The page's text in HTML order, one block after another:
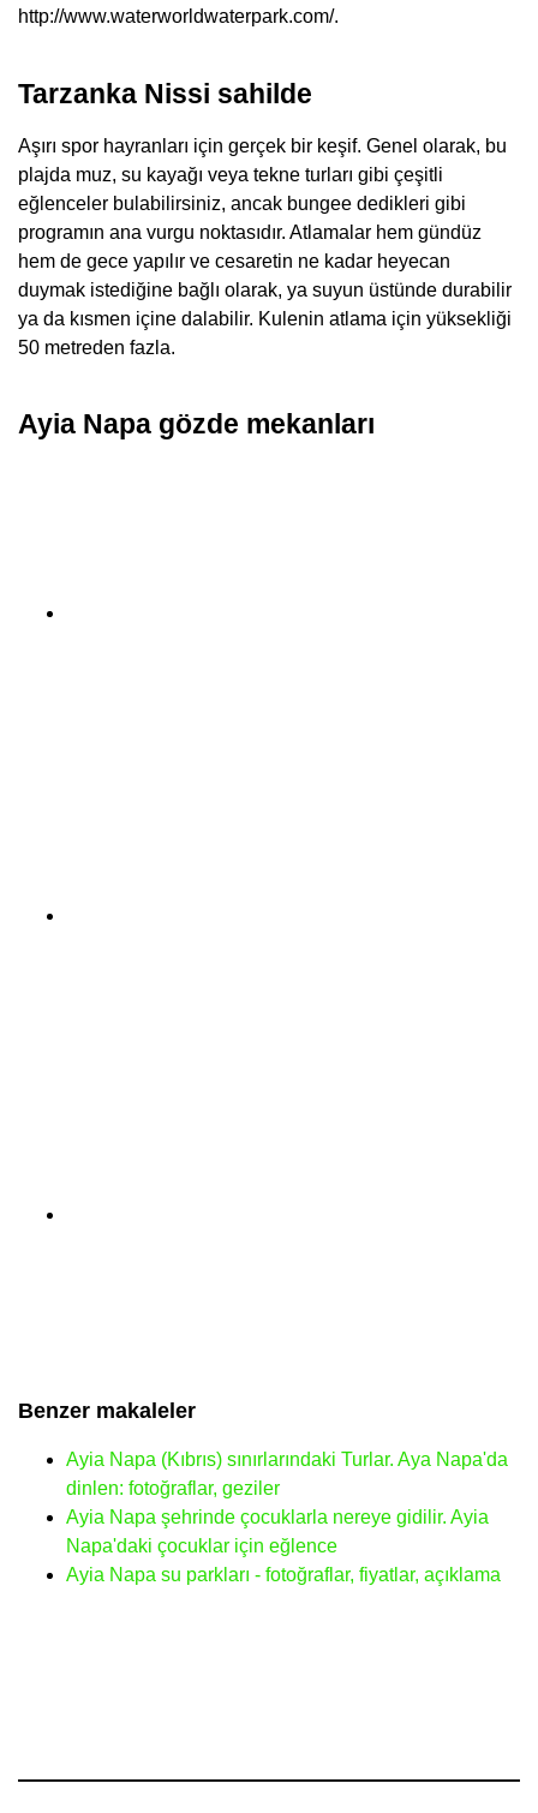
http://www.waterworldwaterpark.com/.
Tarzanka Nissi sahilde
Aşırı spor hayranları için gerçek bir keşif. Genel olarak, bu
plajda muz, su kayağı veya tekne turları gibi çeşitli
eğlenceler bulabilirsiniz, ancak bungee dedikleri gibi
programın ana vurgu noktasıdır. Atlamalar hem gündüz
hem de gece yapılır ve cesaretin ne kadar heyecan
duymak istediğine bağlı olarak, ya suyun üstünde durabilir
ya da kısmen içine dalabilir. Kulenin atlama için yüksekliği
50 metreden fazla.
Ayia Napa gözde mekanları
Benzer makaleler
Ayia Napa (Kıbrıs) sınırlarındaki Turlar. Aya Napa'da
dinlen: fotoğraflar, geziler
Ayia Napa şehrinde çocuklarla nereye gidilir. Ayia
Napa'daki çocuklar için eğlence
Ayia Napa su parkları - fotoğraflar, fiyatlar, açıklama